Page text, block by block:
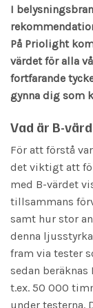
I
På Priolight
värdet för alla
fortfarande
gynna dig som
Vad är B-
För att förstå
det viktigt att
med B-värdet
tillsammans
samt hur stor
denna
fram via tester
sedan
t.ex. 50 000
under testerna.